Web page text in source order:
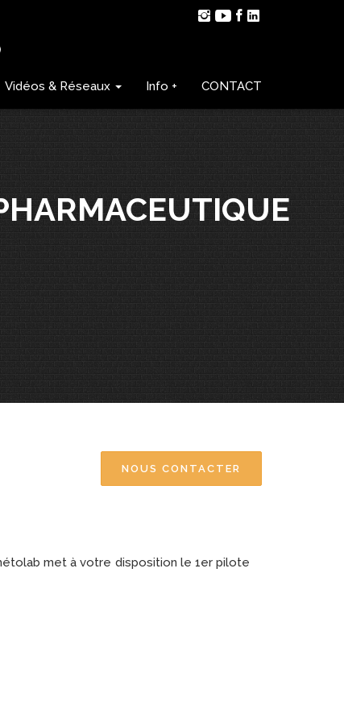
Vidéos & Réseaux Info + CONTACT
NOUS CONTACTER
met à votre disposition le 1er pilote